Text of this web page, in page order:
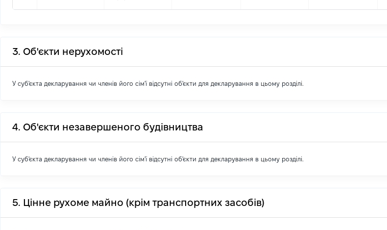
3. Об'єкти нерухомості
У суб'єкта декларування чи членів його сім'ї відсутні об'єкти для декларування в цьому розділі.
4. Об'єкти незавершеного будівництва
У суб'єкта декларування чи членів його сім'ї відсутні об'єкти для декларування в цьому розділі.
5. Цінне рухоме майно (крім транспортних засобів)